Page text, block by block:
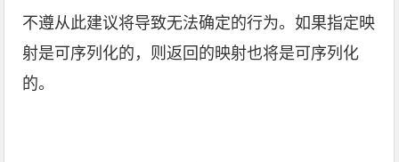
不遵从此建议将导致无法确定的行为。如果指定映
射是可序列化的，则返回的映射也将是可序列化
的。